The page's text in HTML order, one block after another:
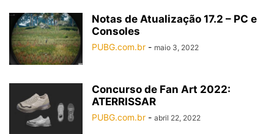
Notas de Atualização 17.2 – PC e
Consoles
PUBG.com.br - maio 3, 2022
Concurso de Fan Art 2022:
ATERRISSAR
PUBG.com.br - abril 22, 2022